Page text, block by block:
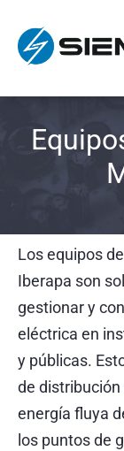
contenido
PRODUCTOS
SERVICIOS
OBRAS
BLOG
Los equipos
Iberapa son
gestionar y
eléctrica en
y públicas.
de
energía fluya
los puntos de